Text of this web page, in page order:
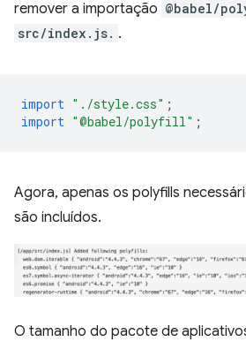
remover a importação @babel/
src/index.js. .
import "./style.css" ;
import "@babel/polyfill" ;
Agora, apenas os polyfills
são incluídos.
O tamanho do pacote de